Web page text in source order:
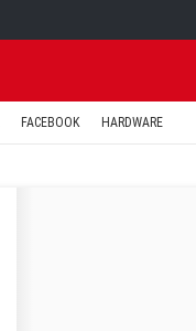
FACEBOOK HARDWARE